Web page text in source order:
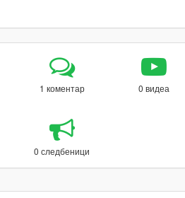
1 коментар 0 видеа
0 следбеници